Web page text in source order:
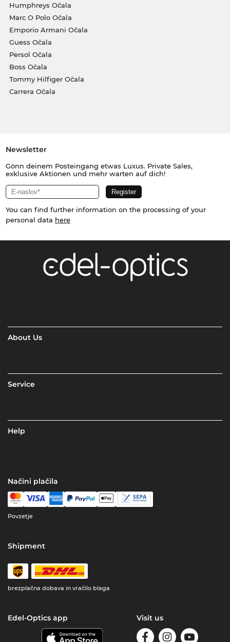
Humphreys Očala
Marc O Polo Očala
Emporio Armani Očala
Guess Očala
Persol Očala
Boss Očala
Tommy Hilfiger Očala
Carrera Očala
Newsletter
Gönn deinem Posteingang etwas Luxus. Private Sales,
exklusive Aktionen und mehr warten auf dich!
You can find further information on the processing of your
personal data here
About Us
Service
Help
Načini plačila
Povzetje
Shipment
brezplačna dobava in vračilo blaga
Edel-Optics app Visit us